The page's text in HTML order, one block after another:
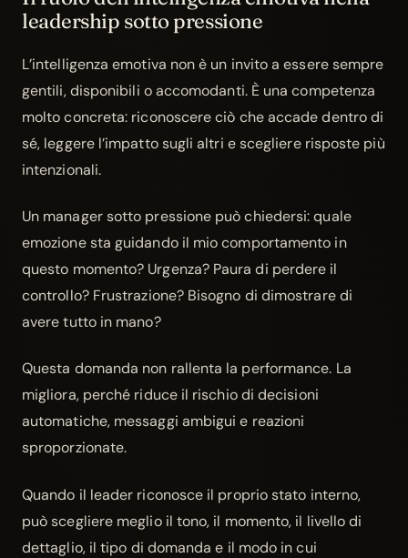
leadership sotto pressione
L’intelligenza emotiva non è un invito a essere sempre
gentili, disponibili o accomodanti. È una competenza
molto concreta: riconoscere ciò che accade dentro di
sé, leggere l’impatto sugli altri e scegliere risposte più
intenzionali.
Un manager sotto pressione può chiedersi: quale
emozione sta guidando il mio comportamento in
questo momento? Urgenza? Paura di perdere il
controllo? Frustrazione? Bisogno di dimostrare di
avere tutto in mano?
Questa domanda non rallenta la performance. La
migliora, perché riduce il rischio di decisioni
automatiche, messaggi ambigui e reazioni
sproporzionate.
Quando il leader riconosce il proprio stato interno,
può scegliere meglio il tono, il momento, il livello di
dettaglio, il tipo di domanda e il modo in cui